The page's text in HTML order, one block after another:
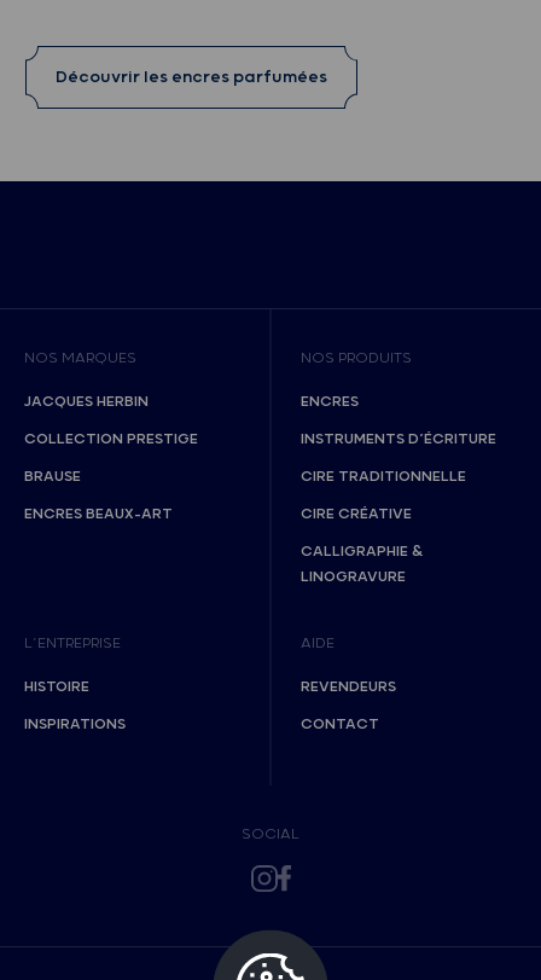
Découvrir les encres parfumées
NOS MARQUES
JACQUES HERBIN
COLLECTION PRESTIGE
BRAUSE
ENCRES BEAUX-ART
NOS PRODUITS
ENCRES
INSTRUMENTS D’ÉCRITURE
CIRE TRADITIONNELLE
CIRE CRÉATIVE
CALLIGRAPHIE &
LINOGRAVURE
L’ENTREPRISE
HISTOIRE
INSPIRATIONS
AIDE
REVENDEURS
CONTACT
SOCIAL